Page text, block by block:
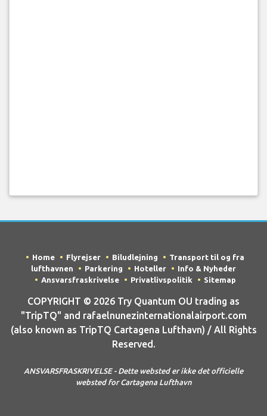
Home Flyrejser Biludlejning
Transport til og fra
lufthavnen
Parkering Hoteller
Info & Nyheder
Ansvarsfraskrivelse
Privatlivspolitik Sitemap
COPYRIGHT © 2026 Try Quantum OU trading as
"TripTQ" and rafaelnunezinternationalairport.com
(also known as TripTQ Cartagena Lufthavn) / All Rights
Reserved.
ANSVARSFRASKRIVELSE - Dette websted er ikke det officielle
websted for Cartagena Lufthavn